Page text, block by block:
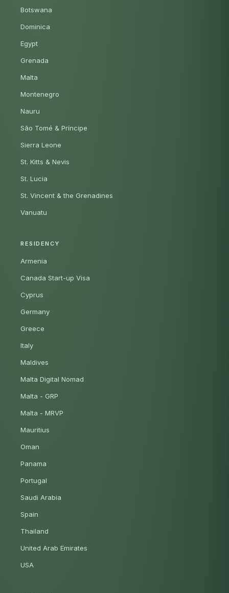
Botswana
Dominica
Egypt
Grenada
Malta
Montenegro
Nauru
São Tomé & Príncipe
Sierra Leone
St. Kitts & Nevis
St. Lucia
St. Vincent & the Grenadines
Vanuatu
RESIDENCY
Armenia
Canada Start-up Visa
Cyprus
Germany
Greece
Italy
Maldives
Malta Digital Nomad
Malta - GRP
Malta - MRVP
Mauritius
Oman
Panama
Portugal
Saudi Arabia
Spain
Thailand
United Arab Emirates
USA